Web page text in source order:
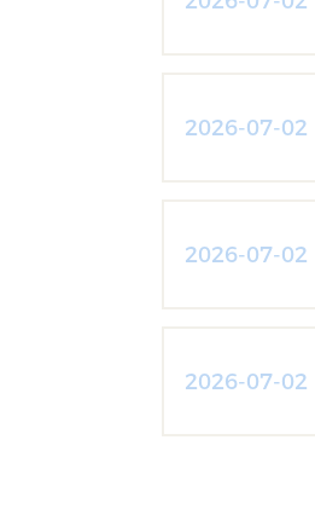
2026-07-02
2026-07-02
2026-07-02